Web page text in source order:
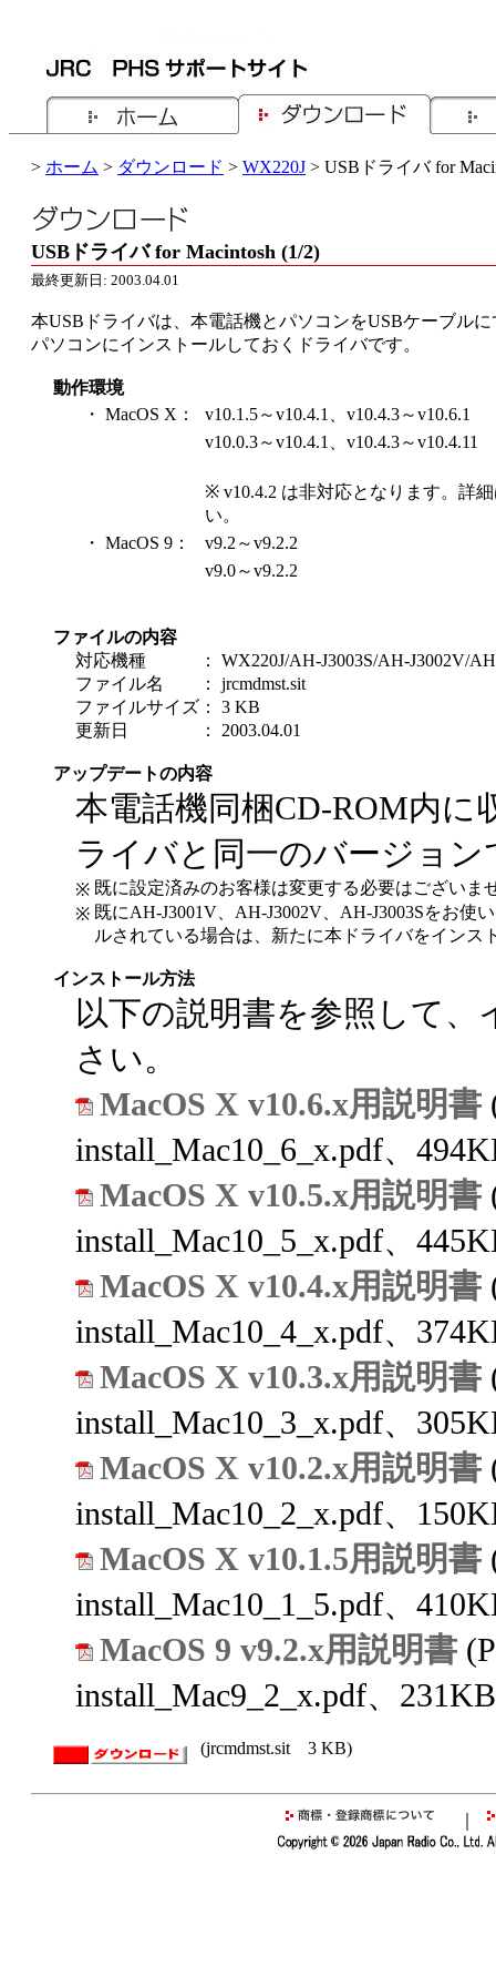
> ホーム > ダウンロード > WX220J > USBドライバ for
USBドライバ for Macintosh (1/2)
最終更新日: 2003.04.01
本USBドライバは、本電話機とパソコンをUSBケーブル
パソコンにインストールしておくドライバです。
動作環境
・ MacOS X：
v10.1.5～v10.4.1、v10.4.3～v10.6.1
v10.0.3～v10.4.1、v10.4.3～v10.4.11
※ v10.4.2 は非対応となります。詳
い。
・ MacOS 9：
v9.2～v9.2.2
v9.0～v9.2.2
ファイルの内容
対応機種
： WX220J/AH-J3003S/AH-J3002V/
ファイル名
： jrcmdmst.sit
ファイルサイズ ： 3 KB
更新日
： 2003.04.01
アップデートの内容
本電話機同梱CD-ROM内に
ライバと同一のバージョン
※ 既に設定済みのお客様は変更する必要はございま
※ 既にAH-J3001V、AH-J3002V、AH-J3003Sをお使
ルされている場合は、新たに本ドライバをインス
インストール方法
以下の説明書を参照して
さい。
MacOS X v10.6.x用説明書
install_Mac10_6_x.pdf、
MacOS X v10.5.x用説明書
install_Mac10_5_x.pdf、
MacOS X v10.4.x用説明書
install_Mac10_4_x.pdf、
MacOS X v10.3.x用説明書
install_Mac10_3_x.pdf、
MacOS X v10.2.x用説明書
install_Mac10_2_x.pdf、
MacOS X v10.1.5用説明書
install_Mac10_1_5.pdf、
MacOS 9 v9.2.x用説明書
install_Mac9_2_x.pdf、
(jrcmdmst.sit 3 KB)